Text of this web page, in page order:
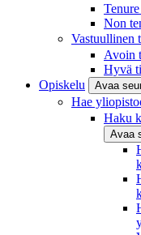
Non
Vastuullinen
Avoin
Hyvä
Opiskelu
Avaa
Hae
Haku
Avaa